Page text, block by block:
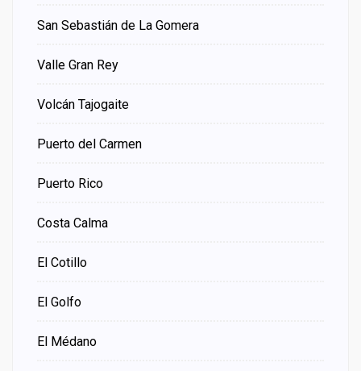
San Sebastián de La Gomera
Valle Gran Rey
Volcán Tajogaite
Puerto del Carmen
Puerto Rico
Costa Calma
El Cotillo
El Golfo
El Médano